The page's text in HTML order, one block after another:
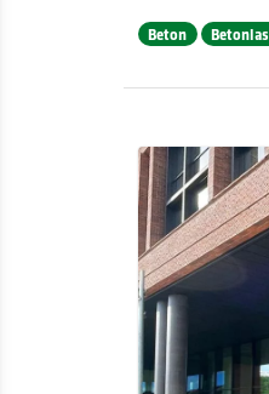
Beton